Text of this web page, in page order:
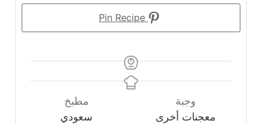
Pin Recipe
وجبة
معجنات أخرى
مطبخ
سعودي